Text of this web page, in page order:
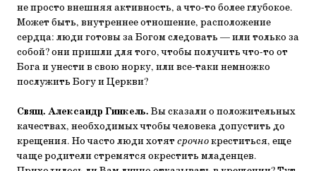
не просто внешняя активность, а что-то более глубокое.
Может быть, внутреннее отношение, расположение
сердца: люди готовы за Богом следовать — или только за
собой? они пришли для того, чтобы получить что-то от
Бога и унести в свою норку, или все-таки немножко
послужить Богу и Церкви?
Свящ. Александр Гинкель. Вы сказали о положительных
качествах, необходимых чтобы человека допустить до
крещения. Но часто люди хотятсрочнокреститься, еще
чаще родители стремятся окрестить младенцев.